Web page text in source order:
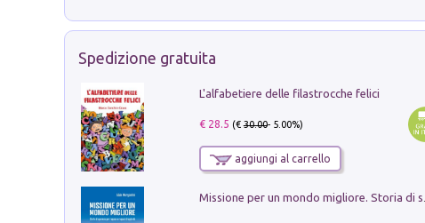
Spedizione gratuita
L'alfabetiere delle filastrocche felici
€ 28.5 (€30.00- 5.00%)
aggiungi al carrello